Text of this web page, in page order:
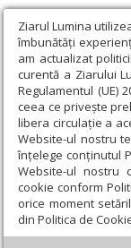
Ziarul Lumina
îmbunătăți
am actualizat
curentă a Ziarului
Regulamentul (UE)
ceea ce privește
libera circulație a
Website-ul nostru
înțelege conținutul
Website-ul nostru
cookie conform
orice moment
din Politica de
Ziarul Lumina ›
muncă mobilizează
Criza forţei
companiile